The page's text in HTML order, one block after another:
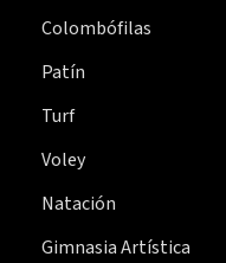
Colombófilas
Patín
Turf
Voley
Natación
Gimnasia Artística